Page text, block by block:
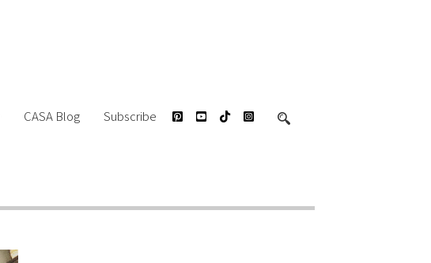
CASA Blog Subscribe